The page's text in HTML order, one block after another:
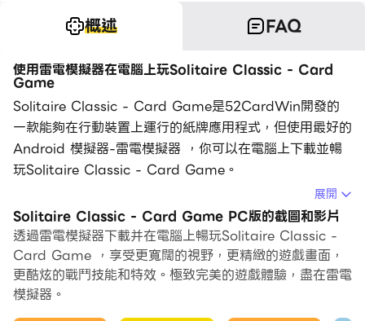
概述 FAQ
使用雷電模擬器在電腦上玩Solitaire Classic - Card
Game
Solitaire Classic - Card Game是52CardWin開發的
一款能夠在行動裝置上運行的紙牌應用程式，但使用最好的
Android 模擬器-雷電模擬器 ，你可以在電腦上下載並暢
玩Solitaire Classic - Card Game。
在電腦上運行Solitaire Classic - Card Game，您可以
在大螢幕上清晰地瀏覽, 而用滑鼠和鍵盤操控應用程式比用
觸摸屏鍵盤要快得多，同時你將永遠不必擔心設備的電量問
題。
通過多開和同步功能，你甚至可以在PC上運行多個應用程
展開
Solitaire Classic - Card Game PC版的截圖和影片
透過雷電模擬器下載并在電腦上暢玩Solitaire Classic -
Card Game ，享受更寬闊的視野，更精緻的遊戲畫面，
更酷炫的戰鬥技能和特效。極致完美的遊戲體驗，盡在雷電
模擬器。